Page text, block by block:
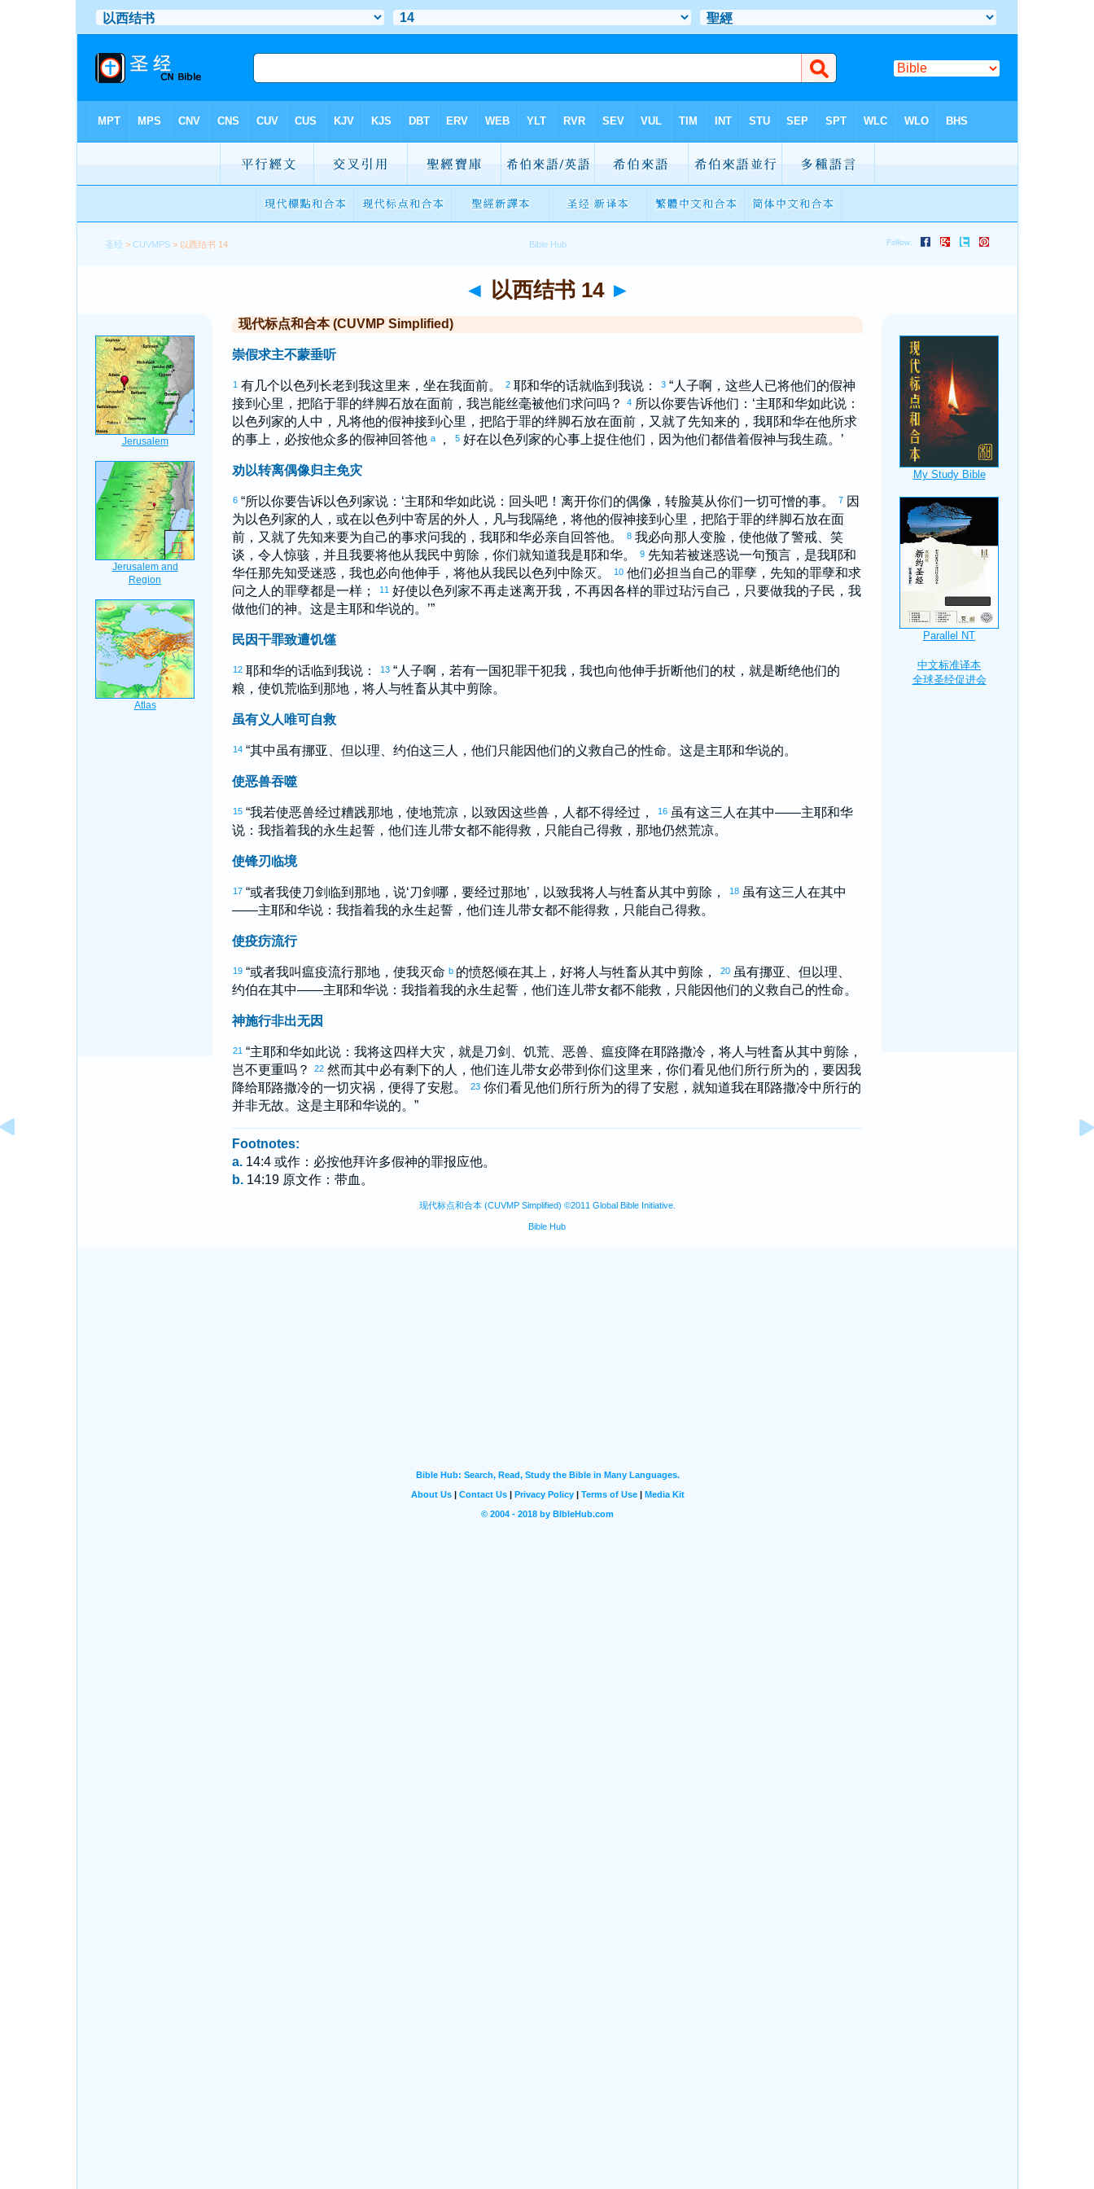
圣经 >CUVMPS > 以西结书 14
◄ 以西结书 14 ►
现代标点和合本 (CUVMP Simplified)
崇假求主不蒙垂听
1 有几个 以色列 长老到我这里来，坐在我面前。 2 耶和华的话就临到我说： 3 “人子啊，这些人已将他们的假神
接到心里，把陷于罪的绊脚石放在面前，我岂能丝毫被他们求问吗？
4 所以你要告诉他们：‘主耶和华如此说：
以色列 家的人中，凡将他的假神接到心里，把陷于罪的绊脚石放在面前，又就了先知来的，我耶和华在他所求
的事上，必按他众多的假神回答他 a ， 5 好在 以色列 家的心事上捉住他们，因为他们都借着假神与我生疏。’
劝以转离偶像归主免灾
6 “所以你要告诉以色列 家说：‘主耶和华如此说：回头吧！离开你们的偶像，转脸莫从你们一切可憎的事。 7 因
为 以色列 家的人，或在 以色列 中寄居的外人，凡与我隔绝，将他的假神接到心里，把陷于罪的绊脚石放在面
前，又就了先知来要为自己的事求问我的，我耶和华必亲自回答他。
8 我必向那人变脸，使他做了警戒、笑
谈，令人惊骇，并且我要将他从我民中剪除，你们就知道我是耶和华。
9 先知若被迷惑说一句预言，是我耶和
华任那先知受迷惑，我也必向他伸手，将他从我民 以色列 中除灭。 10 他们必担当自己的罪孽，先知的罪孽和求
问之人的罪孽都是一样；
11 好使 以色列 家不再走迷离开我，不再因各样的罪过玷污自己，只要做我的子民，我
做他们的神。这是主耶和华说的。’”
民因干罪致遭饥馑
12 耶和华的话临到我说： 13 “人子啊，若有一国犯罪干犯我，我也向他伸手折断他们的杖，就是断绝他们的
粮，使饥荒临到那地，将人与牲畜从其中剪除。
虽有义人唯可自救
14 “其中虽有挪亚 但以理 约伯这三人，他们只能因他们的义救自己的性命。这是主耶和华说的。
使恶兽吞噬
15 “我若使恶兽经过糟践那地，使地荒凉，以致因这些兽，人都不得经过， 16 虽有这三人在其中——主耶和华
说：我指着我的永生起誓，他们连儿带女都不能得救，只能自己得救，那地仍然荒凉。
使锋刃临境
17 “或者我使刀剑临到那地，说‘刀剑哪，要经过那地’，以致我将人与牲畜从其中剪除， 18 虽有这三人在其中
——主耶和华说：我指着我的永生起誓，他们连儿带女都不能得救，只能自己得救。
使疫疠流行
19 “或者我叫瘟疫流行那地，使我灭命 b 的愤怒倾在其上，好将人与牲畜从其中剪除， 20 虽有挪亚 但以理
约伯在其中——主耶和华说：我指着我的永生起誓，他们连儿带女都不能救，只能因他们的义救自己的性命。
神施行非出无因
21 “主耶和华如此说：我将这四样大灾，就是刀剑、饥荒、恶兽、瘟疫降在耶路撒冷，将人与牲畜从其中剪除，
岂不更重吗？
22 然而其中必有剩下的人，他们连儿带女必带到你们这里来，你们看见他们所行所为的，要因我
降给耶路撒冷的一切灾祸，便得了安慰。 23 你们看见他们所行所为的得了安慰，就知道我在耶路撒冷中所行的
并非无故。这是主耶和华说的。”
Footnotes:
a. 14:4 或作：必按他拜许多假神的罪报应他。
b. 14:19 原文作：带血。
现代标点和合本 (CUVMP Simplified) ©2011 Global Bible Initiative.
Bible Hub